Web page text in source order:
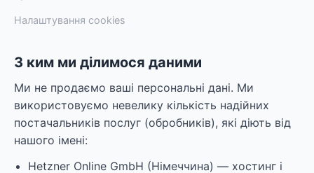
Налаштування cookies
З ким ми ділимося даними
Ми не продаємо ваші персональні дані. Ми
використовуємо невелику кількість надійних
постачальників послуг (обробників), які діють від
нашого імені:
Hetzner Online GmbH (Німеччина) — хостинг і